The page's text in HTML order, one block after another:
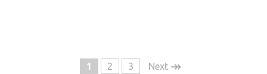
1 2 3 Next ↠